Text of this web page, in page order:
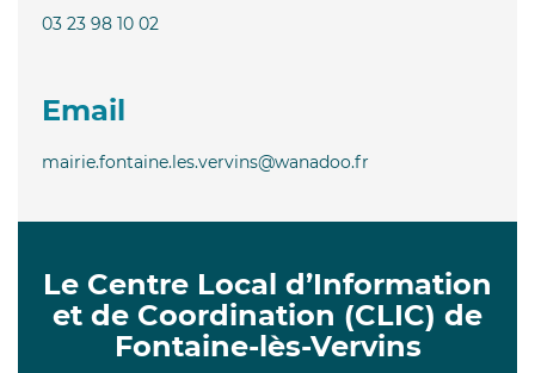
03 23 98 10 02
Email
mairie.fontaine.les.vervins@wanadoo.fr
Le Centre Local d’Information
et de Coordination (CLIC) de
Fontaine-lès-Vervins